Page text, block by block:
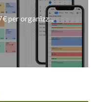
per organizz...